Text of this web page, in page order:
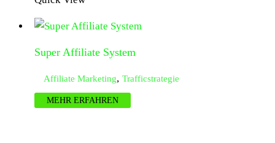
Super Affiliate System
Affiliate Marketing, Trafficstrategie
MEHR ERFAHREN